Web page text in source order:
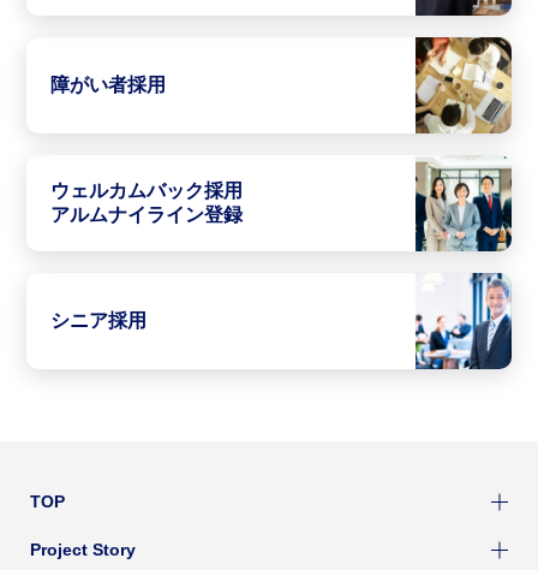
障がい者採用
ウェルカムバック採用
アルムナイライン登録
シニア採用
TOP
Project Story